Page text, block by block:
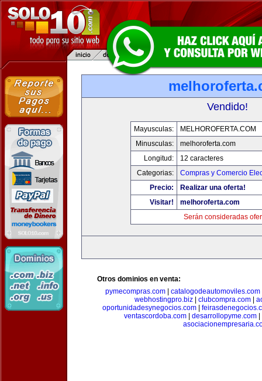
Vendido!
Mayusculas:
MELHOROFERTA.COM
Minusculas:
melhoroferta.com
Longitud:
12 caracteres
Categorias:
Compras y Comercio
Precio:
Realizar una oferta!
Visitar!
melhoroferta.com
Serán consideradas
Otros dominios en venta:
pymecompras.com| catalogodeautomoviles.com
webhostingpro.biz| clubcompra.com|
oportunidadesynegocios.com|
ventascordoba.com| desarrollopyme.com|